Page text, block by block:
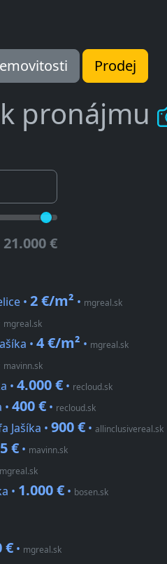
Prodej
pronájmu
21.000 €
• 2 €/m² • mgreal.sk
mgreal.sk
• 4 €/m² • mgreal.sk
mavinn.sk
• 4.000 € • recloud.sk
400 € • recloud.sk
Jašíka • 900 € • allinclusivereal.sk
€ • mavinn.sk
mgreal.sk
• 1.000 € • bosen.sk
€ • mgreal.sk